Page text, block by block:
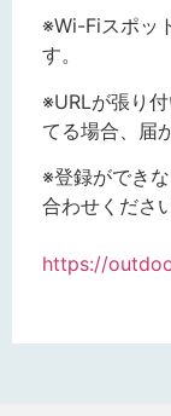
※Wi-Fiスポッ
す。
※URLが張り
てる場合、届
※登録ができ
合わせください
https://